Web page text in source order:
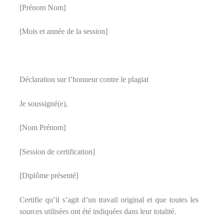
[Prénom Nom]
[Mois et année de la session]
Déclaration sur l’honneur contre le plagiat
Je soussigné(e),
[Nom Prénom]
[Session de certification]
[Diplôme présenté]
Certifie qu’il s’agit d’un travail original et que toutes les
sources utilisées ont été indiquées dans leur totalité.